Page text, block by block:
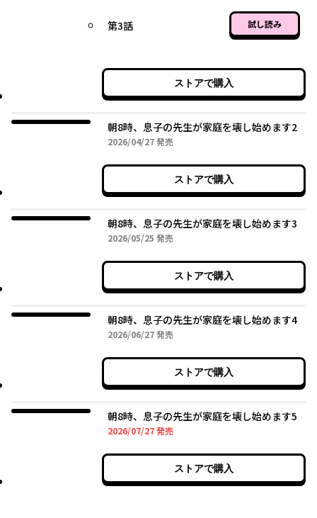
第3話 試し読み
ストアで購入
朝8時、息子の先生が家庭を壊し始めます2
2026/04/272026年04月27日
発売
ストアで購入
朝8時、息子の先生が家庭を壊し始めます3
2026/05/25 2026年05月25日
発売
ストアで購入
朝8時、息子の先生が家庭を壊し始めます4
2026/06/272026年06月27日
発売
ストアで購入
朝8時、息子の先生が家庭を壊し始めます5
2026/07/272026年07月27日
発売
ストアで購入